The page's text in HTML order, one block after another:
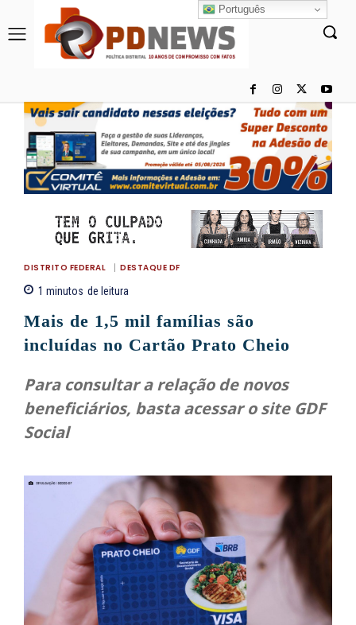
DISTRITO FEDERAL DESTAQUE DF
1 minutos de leitura
Mais de 1,5 mil famílias são
incluídas no Cartão Prato Cheio
Para consultar a relação de novos
beneficiários, basta acessar o site GDF
Social
Português